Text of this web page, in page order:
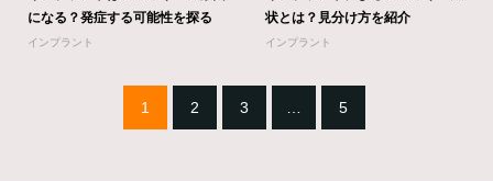
になる？発症する可能性を探る
インプラント
状とは？見分け方を紹介
インプラント
1 2 3 5